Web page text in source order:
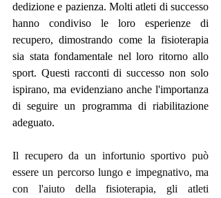
dedizione e pazienza. Molti atleti di successo
hanno condiviso le loro esperienze di
recupero, dimostrando come la fisioterapia
sia stata fondamentale nel loro ritorno allo
sport. Questi racconti di successo non solo
ispirano, ma evidenziano anche l'importanza
di seguire un programma di riabilitazione
adeguato.
Il recupero da un infortunio sportivo può
essere un percorso lungo e impegnativo, ma
con l'aiuto della fisioterapia, gli atleti